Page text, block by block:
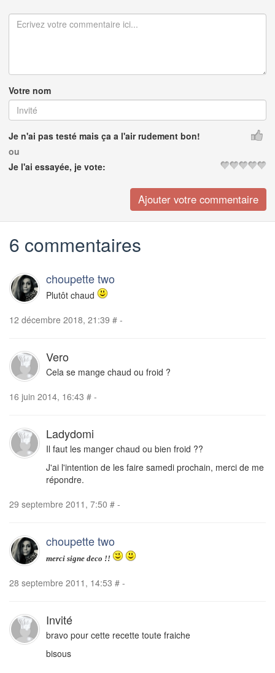
Votre nom
Je n'ai pas testé mais ça a l'air rudement bon!
ou
Je l'ai essayée, je vote:
6 commentaires
choupette two
Plutôt chaud
12 décembre 2018, 21:39 # -
Vero
Cela se mange chaud ou froid ?
16 juin 2014, 16:43 # -
Ladydomi
Il faut les manger chaud ou bien froid ??
J'ai l'intention de les faire samedi prochain, merci de me
répondre.
29 septembre 2011, 7:50 # -
choupette two
merci signe deco !!
28 septembre 2011, 14:53 # -
Invité
bravo pour cette recette toute fraiche
bisous